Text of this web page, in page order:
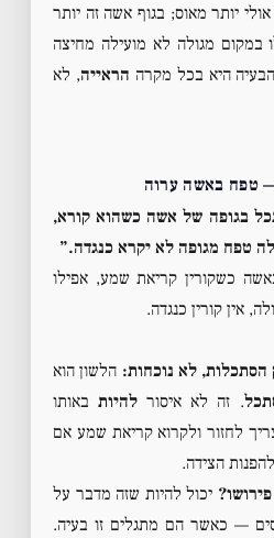
אולי יותר מאוס; בגוף אשה זה יותר
במקום מגולה לא מועילה מחיצה
היא בכל מקרה הראייה, לא
טפח באשה ערוה
בגופה של אשה כשהוא קורא,
טפח מגופה לא יקרא כנגדה.”
כשקורין קריאת שמע, אפילו
אין קורין כנגדה.
לא נוכחות: הלשון הוא
. זה לא איסור להיותבאותו
לחזור ולקרוא קריאת שמע אם
הצידה.
יכול להיות שזה מדבר על
— כאשר הם מתגלים זו בעיה.